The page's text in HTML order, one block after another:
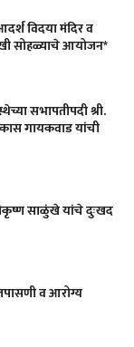
विदया मंदिर व
सोहळ्याचे आयोजन*
सभापतीपदी श्री.
गायकवाड यांची
साळुंखे यांचे दुःखद
व आरोग्य